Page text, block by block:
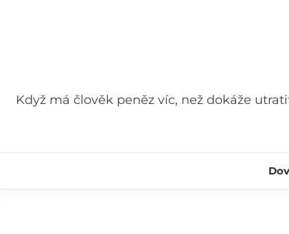
Když má člověk peněz víc, než dokáže